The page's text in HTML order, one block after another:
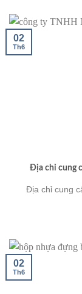
Địa chỉ cung
Địa chỉ cung
02
Th6
02
Th6